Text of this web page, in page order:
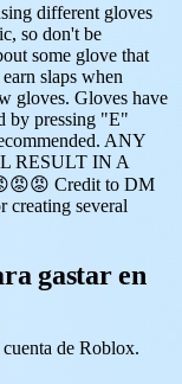
different gloves
so don't be
some glove that
slaps when
gloves. Gloves have
by pressing "E"
ANY
RESULT IN A
Credit to DM
several
gastar en
de Roblox.